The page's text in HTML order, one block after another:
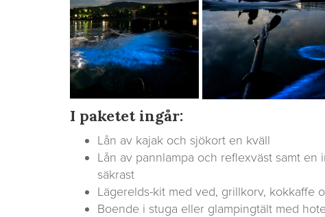
I paketet ingår:
Lån av kajak och sjökort en kväll
Lån av pannlampa och reflexväst samt
säkrast
Lägerelds-kit med ved, grillkorv, kokkaffe
Boende i stuga eller glampingtält med